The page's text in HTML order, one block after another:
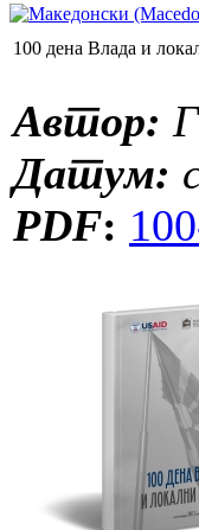
100 дена Влада и
Автор:
Датум:
PDF: